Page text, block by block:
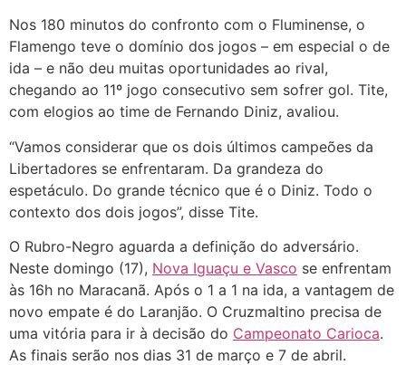
Nos 180 minutos do confronto com o Fluminense, o
Flamengo teve o domínio dos jogos – em especial o de
ida – e não deu muitas oportunidades ao rival,
chegando ao 11º jogo consecutivo sem sofrer gol. Tite,
com elogios ao time de Fernando Diniz, avaliou.
“Vamos considerar que os dois últimos campeões da
Libertadores se enfrentaram. Da grandeza do
espetáculo. Do grande técnico que é o Diniz. Todo o
contexto dos dois jogos”, disse Tite.
O Rubro-Negro aguarda a definição do adversário.
Neste domingo (17), Nova Iguaçu e Vasco se enfrentam
às 16h no Maracanã. Após o 1 a 1 na ida, a vantagem de
novo empate é do Laranjão. O Cruzmaltino precisa de
uma vitória para ir à decisão do Campeonato Carioca.
As finais serão nos dias 31 de março e 7 de abril.